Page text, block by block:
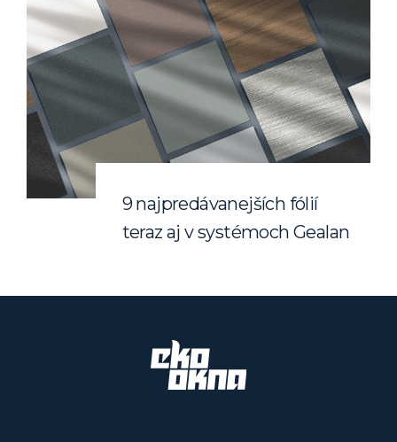
9 najpredávanejších fólií
teraz aj v systémoch Gealan